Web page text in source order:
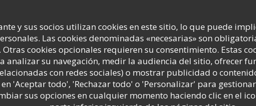
y sus socios utilizan cookies en este sitio, lo que puede
Las cookies denominadas «necesarias» son
Otras cookies opcionales requieren su consentimiento. Estas
analizar su navegación, medir la audiencia del sitio, ofrecer
con redes sociales) o mostrar publicidad o
'Aceptar todo', 'Rechazar todo' o 'Personalizar' para
sus opciones en cualquier momento haciendo clic en el
- Invitados 3 Servicio:5/5 Ambiente: 5/5 Menú:5/5